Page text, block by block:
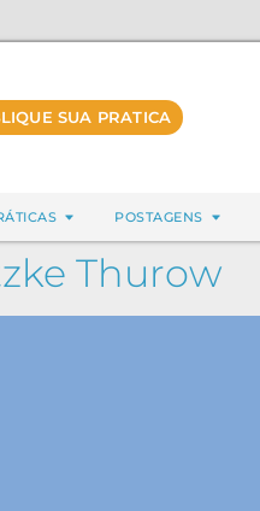
SUA PRATICA
POSTAGENS
Thurow